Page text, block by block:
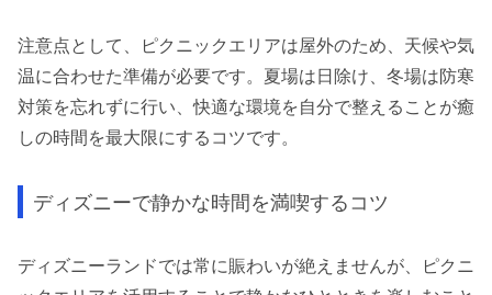
注意点として、ピクニックエリアは屋外のため、天候や気
温に合わせた準備が必要です。夏場は日除け、冬場は防寒
対策を忘れずに行い、快適な環境を自分で整えることが癒
しの時間を最大限にするコツです。
ディズニーで静かな時間を満喫するコツ
ディズニーランドでは常に賑わいが絶えませんが、ピクニ